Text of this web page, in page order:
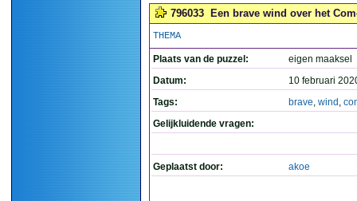
796033 Een brave wind over het
THEMA
Plaats van de puzzel:
eigen maaksel
Datum:
10 februari
Tags:
brave, wind ,
Gelijkluidende vragen:
Geplaatst door: akoe